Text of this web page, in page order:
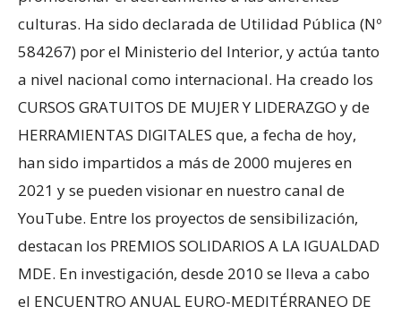
culturas. Ha sido declarada de Utilidad Pública (Nº
584267) por el Ministerio del Interior, y actúa tanto
a nivel nacional como internacional. Ha creado los
CURSOS GRATUITOS DE MUJER Y LIDERAZGO y de
HERRAMIENTAS DIGITALES que, a fecha de hoy,
han sido impartidos a más de 2000 mujeres en
2021 y se pueden visionar en nuestro canal de
YouTube. Entre los proyectos de sensibilización,
destacan los PREMIOS SOLIDARIOS A LA IGUALDAD
MDE. En investigación, desde 2010 se lleva a cabo
el ENCUENTRO ANUAL EURO-MEDITÉRRANEO DE